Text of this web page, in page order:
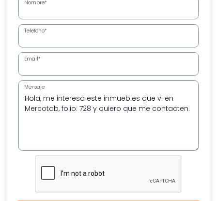
Nombre*
Telefono*
Email*
Mensaje